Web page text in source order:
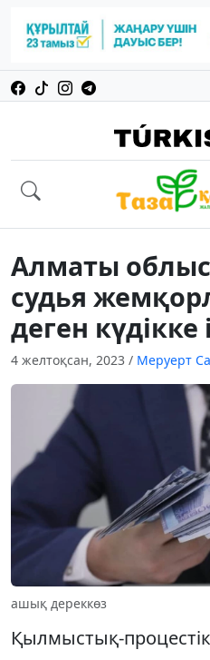
Алматы
судья
деген күдікке
4 желтоқсан, 2023 / Меруерт
ашық дереккөз
Қылмыстық-процестік